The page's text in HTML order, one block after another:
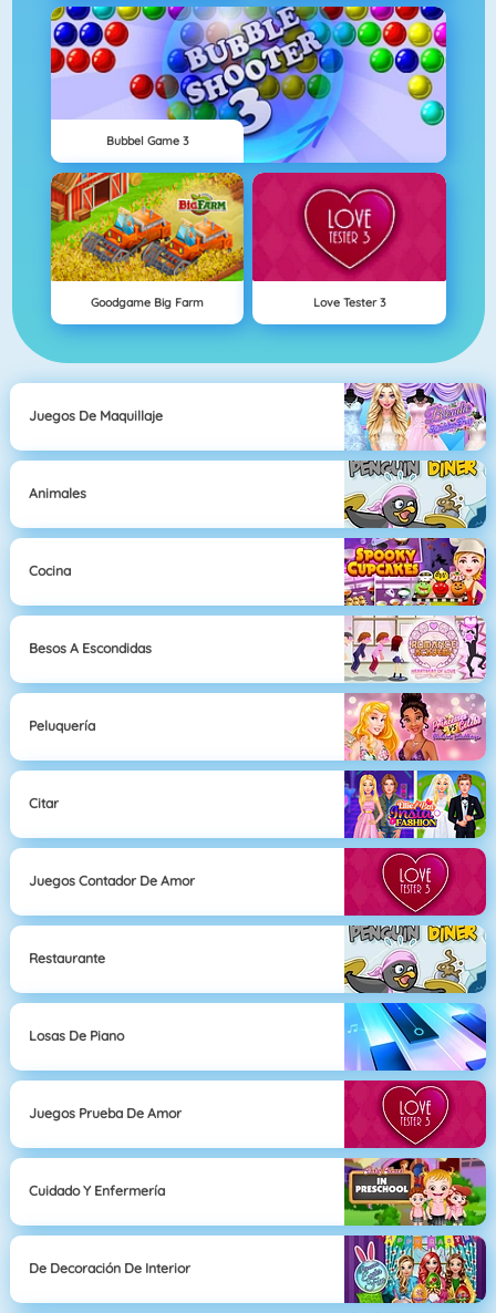
Bubbel Game 3
Goodgame Big Farm Love Tester 3
Juegos De Maquillaje
Animales
Cocina
Besos A Escondidas
Peluquería
Citar
Juegos Contador De Amor
Restaurante
Losas De Piano
Juegos Prueba De Amor
Cuidado Y Enfermería
De Decoración De Interior